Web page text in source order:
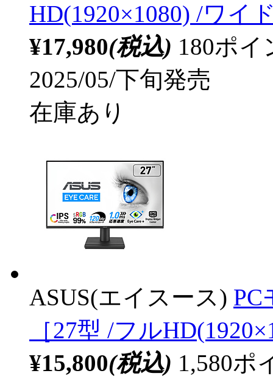
HD(1920×1080) /ワイ
¥17,980(税込) 180ポ
2025/05/下旬発売
在庫あり
ASUS(エイスース) PC
［27型 /フル
¥15,800(税込) 1,580ポ